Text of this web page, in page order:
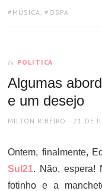
TAGS:
MÚSICA , OSPA
In POLÍTICA
Algumas
e um desejo
AUTHOR
MILTON RIBEIRO
POSTED
21 DE
Ontem, finalmente,
Sul21. Não, espera!
fotinho e a